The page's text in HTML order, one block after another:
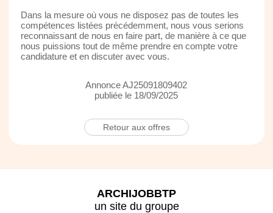
Dans la mesure où vous ne disposez pas de toutes les
compétences listées précédemment, nous vous serions
reconnaissant de nous en faire part, de manière à ce que
nous puissions tout de même prendre en compte votre
candidature et en discuter avec vous.
Annonce AJ25091809402
publiée le 18/09/2025
Retour aux offres
ARCHIJOBBTP
un site du groupe